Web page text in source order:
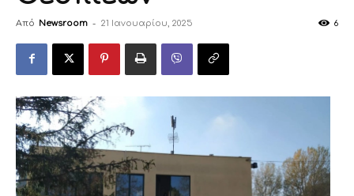
Από Newsroom - 21 Ιανουαρίου, 2025 6